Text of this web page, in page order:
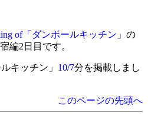
of「ダンボールキッチン」 の
編2日目です。
キッチン」 10/7分を掲載しまし
このページの先頭へ